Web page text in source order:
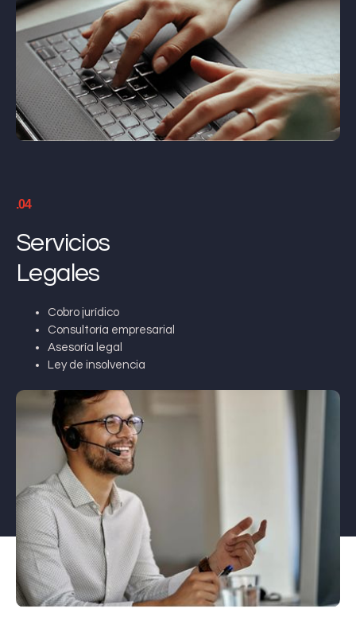
.04
Servicios
Legales
Cobro jurídico
Consultoría empresarial
Asesoría legal
Ley de insolvencia